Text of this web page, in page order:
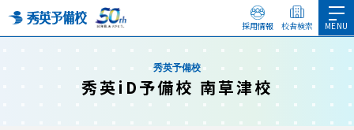
採用情報 校舎検索
秀英予備校
秀英iD予備校 南草津校